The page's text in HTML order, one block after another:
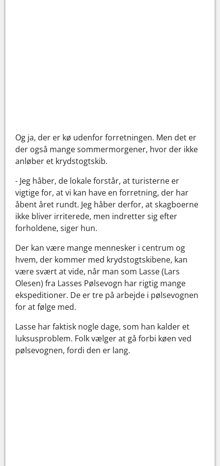
Og ja, der er kø udenfor forretningen. Men det er
der også mange sommermorgener, hvor der ikke
anløber et krydstogtskib.
- Jeg håber, de lokale forstår, at turisterne er
vigtige for, at vi kan have en forretning, der har
åbent året rundt. Jeg håber derfor, at skagboerne
ikke bliver irriterede, men indretter sig efter
forholdene, siger hun.
Der kan være mange mennesker i centrum og
hvem, der kommer med krydstogtskibene, kan
være svært at vide, når man som Lasse (Lars
Olesen) fra Lasses Pølsevogn har rigtig mange
ekspeditioner. De er tre på arbejde i pølsevognen
for at følge med.
Lasse har faktisk nogle dage, som han kalder et
luksusproblem. Folk vælger at gå forbi køen ved
pølsevognen, fordi den er lang.